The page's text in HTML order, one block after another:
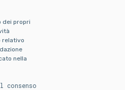
propri
relativo
nella
consenso